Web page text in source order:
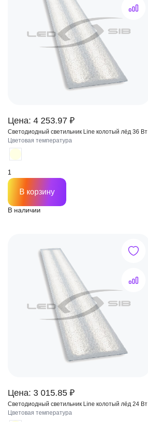
Цена: 4 253.97 ₽
Светодиодный светильник Line колотый лёд 36 Вт
В наличии
Цветовая температура
В корзину
Цена: 3 015.85 ₽
Светодиодный светильник Line колотый лёд 24 Вт
Цветовая температура